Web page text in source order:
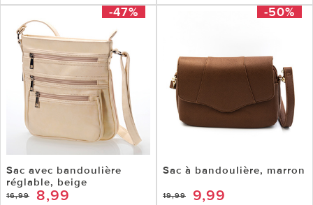
-47%
Sac avec bandoulière
réglable, beige
16,99 8,99
-50%
Sac à bandoulière, marron
19,99 9,99